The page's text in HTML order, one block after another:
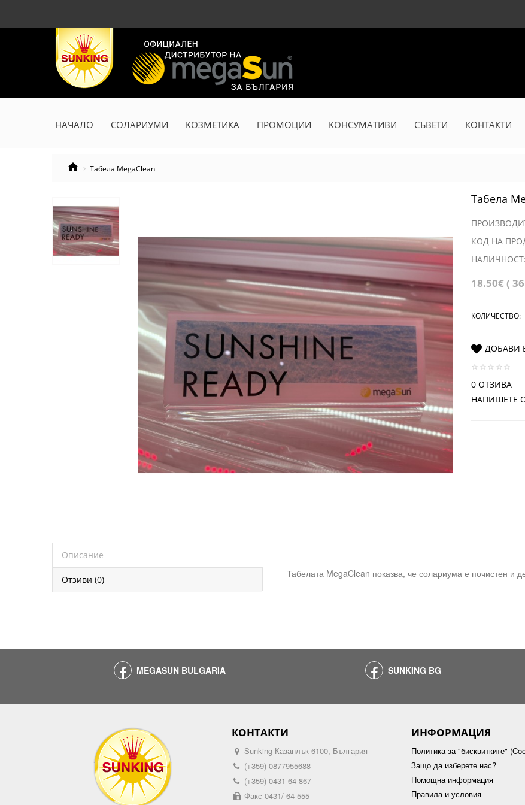
НАЧАЛО СОЛАРИУМИ КОЗМЕТИКА ПРОМОЦИИ КОНСУМАТИВИ СЪВЕТИ КОНТАКТИ
Табела MegaClean
Табела
КОД НА
18.50€ (
КОЛИЧЕСТВО:
ДОБАВИ
0 ОТЗИВА
НАПИШЕТЕ
Описание
Отзиви (0)
Табелата MegaClean показва, че солариума е почистен и
MEGASUN BULGARIA SUNKING BG
КОНТАКТИ
Sunking Казанлък 6100, България
(+359) 0877955688
(+359) 0431 64 867
Факс 0431/ 64 555
ИНФОРМАЦИЯ
Политика за "бисквитките"
Защо да изберете нас?
Помощна информация
Правила и условия